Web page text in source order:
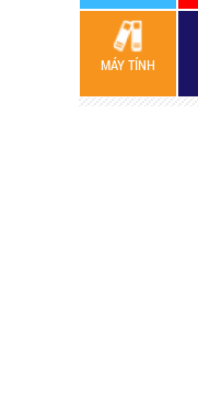
MÁY TÍNH